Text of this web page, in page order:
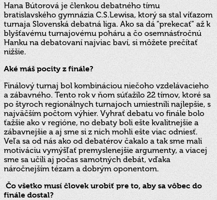
Hana Bútorová je členkou debatného tímu
bratislavského gymnázia C.S.Lewisa, ktorý sa stal víťazom
turnaja Slovenská debatná liga. Ako sa dá “prekecať” až k
blyšťavému turnajovému poháru a čo osemnásťročnú
Hanku na debatovaní najviac baví, si môžete prečítať
nižšie.
Aké máš pocity z finále?
Finálový turnaj bol kombináciou niečoho vzdelávacieho
a zábavného. Tento rok v ňom súťažilo 22 tímov, ktoré sa
po štyroch regionálnych turnajoch umiestnili najlepšie, s
najväčším počtom výhier. Vyhrať debatu vo finále bolo
ťažšie ako v regióne, no debaty boli ešte kvalitnejšie a
zábavnejšie a aj sme si z nich mohli ešte viac odniesť.
Veľa sa od nás ako od debatérov čakalo a tak sme mali
motiváciu vymýšľať premyslenejšie argumenty, a viacej
sme sa učili aj počas samotných debát, vďaka
náročnejším tézam a dobrým oponentom.
Čo všetko musí človek urobiť pre to, aby sa vôbec do
finále dostal?